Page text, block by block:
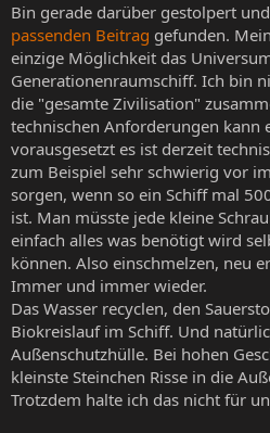
Bin gerade darüber gestolpert
passenden Beitrag gefunden.
einzige Möglichkeit das
Generationenraumschiff. Ich bin
die "gesamte Zivilisation"
technischen Anforderungen kann
vorausgesetzt es ist derzeit
zum Beispiel sehr schwierig vor
sorgen, wenn so ein Schiff mal
ist. Man müsste jede kleine
einfach alles was benötigt wird
können. Also einschmelzen, neu
Immer und immer wieder.
Das Wasser recyclen, den
Biokreislauf im Schiff. Und
Außenschutzhülle. Bei hohen
kleinste Steinchen Risse in die
Trotzdem halte ich das nicht für